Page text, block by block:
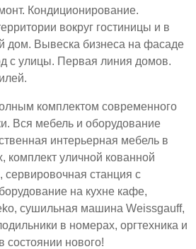
Кондиционирование.
вокруг гостиницы и в
дом. Вывеска бизнеса на фасаде
с улицы. Первая линия домов.
комплектом современного
Вся мебель и оборудование
интерьерная мебель в
комплект уличной кованной
сервировочная станция с
на кухне кафе,
сушильная машина Weissgauff,
в номерах, оргтехника и
состоянии нового!